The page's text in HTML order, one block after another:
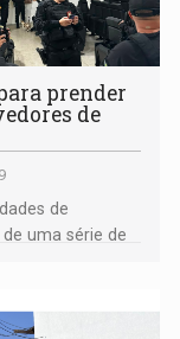
prender
de
de
uma série de